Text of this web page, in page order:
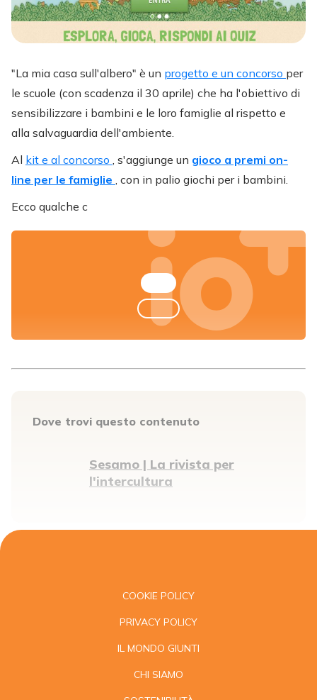
"La mia casa sull'albero" è un progetto e un concorso per
le scuole (con scadenza il 30 aprile) che ha l'obiettivo di
sensibilizzare i bambini e le loro famiglie al rispetto e
alla salvaguardia dell'ambiente.
Al kit e al concorso , s'aggiunge un gioco a premi on-
line per le famiglie , con in palio giochi per i bambini.
Ecco qualche c
Dove trovi questo contenuto
Sesamo | La rivista per
l'intercultura
COOKIE POLICY
PRIVACY POLICY
IL MONDO GIUNTI
CHI SIAMO